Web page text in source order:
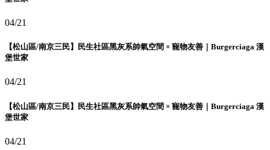
04/21
【松山區/南京三民】民生社區黑灰系帥氣空間 × 寵物友善｜Burgerciaga 漢
堡世家
04/21
【松山區/南京三民】民生社區黑灰系帥氣空間 × 寵物友善｜Burgerciaga 漢
堡世家
04/21